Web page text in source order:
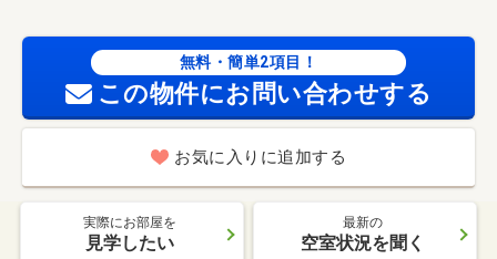
無料・簡単2項目！
この物件にお問い合わせする
お気に入りに追加する
実際にお部屋を
見学したい
最新の
空室状況を聞く